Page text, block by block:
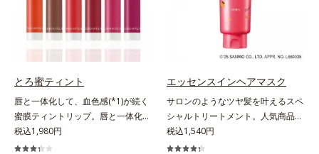
微粒子とオイルが肌と汚れの間に入
り込み、小さくばらけて肌表面にう
することを防止し、細かい毛穴汚れ
をごっそりするん！角栓溶解オイル
(*4)が詰まりや黒ずみも溶かして、
毛穴の目立ちにくいすべすべ肌に洗
い上げます。大人肌のためのくすみ
ー処方。肌を休ませたい日、リモー
トワークの時、近所へちょこっとお
出かけする時など、しっかりメイク
は負担に感じる日におすすめです。
とろ蜜ティント
唇と一体化して、血色感(*1)が続く
蜜膜ティントリップ。唇と一体化し
て色落ちしにくいティント処方とう
るおいを両立した、ティントリップ
税込1,980円
エッセンスインヘアマスク
サロンのようなツヤ髪を叶えるスペ
シャルトリートメント。人気商品
「エッセンスインヘアミルク」と同
じシリーズの、お風呂で美しいツヤ
税込1,540円